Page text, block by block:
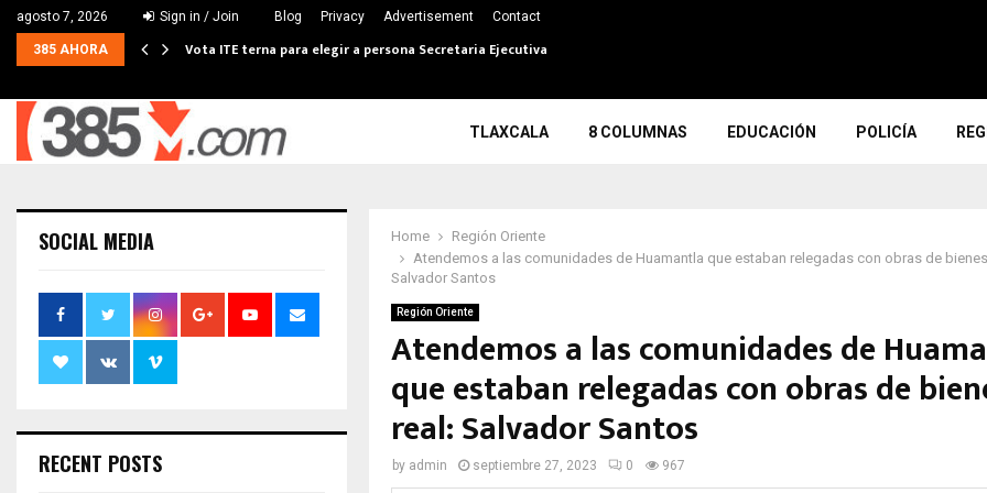
agosto 7, 2026 Sign in / Join Blog Privacy Advertisement Contact
385 AHORA Vota ITE terna para elegir a persona Secretaria Ejecutiva
TLAXCALA 8 COLUMNAS EDUCACIÓN POLICÍA
Home
Región Oriente
Atendemos a las comunidades de Huamantla que estaban relegadas con obras de
Salvador Santos
Región Oriente
Atendemos a las comunidades de
que estaban relegadas con obras de
real: Salvador Santos
by admin septiembre 27, 2023 0 967
SOCIAL MEDIA
RECENT POSTS